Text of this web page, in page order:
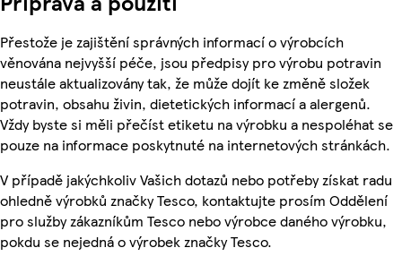
Přestože je zajištění správných informací o výrobcích
věnována nejvyšší péče, jsou předpisy pro výrobu potravin
neustále aktualizovány tak, že může dojít ke změně složek
potravin, obsahu živin, dietetických informací a alergenů.
Vždy byste si měli přečíst etiketu na výrobku a nespoléhat se
pouze na informace poskytnuté na internetových stránkách.
V případě jakýchkoliv Vašich dotazů nebo potřeby získat radu
ohledně výrobků značky Tesco, kontaktujte prosím Oddělení
pro služby zákazníkům Tesco nebo výrobce daného výrobku,
pokdu se nejedná o výrobek značky Tesco.